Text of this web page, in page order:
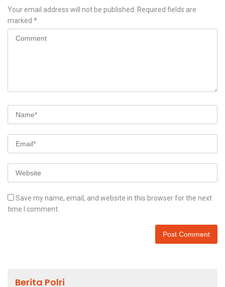
Your email address will not be published.
Required fields are
marked *
Save my name, email, and website in this browser for the next
time I comment.
Berita Polri